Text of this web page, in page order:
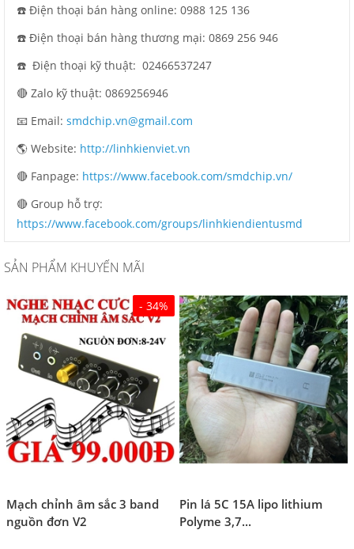
☎️ Điện thoại bán hàng online: 0988 125 136
☎️ Điện thoại bán hàng thương mại: 0869 256 946
☎️ Điện thoại kỹ thuật: 02466537247
🔴 Zalo kỹ thuật: 0869256946
📧 Email: smdchip.vn@gmail.com
🌎 Website: http://linhkienviet.vn
🔴 Fanpage: https://www.facebook.com/smdchip.vn/
🔴 Group hỗ trợ:
https://www.facebook.com/groups/linhkiendientusmd
SẢN PHẨM KHUYẾN MÃI
- 34%
Mạch chỉnh âm sắc 3 band
nguồn đơn V2
Pin lá 5C 15A lipo lithium
Polyme 3,7...